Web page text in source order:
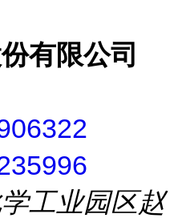
有限公司
工业园区赵